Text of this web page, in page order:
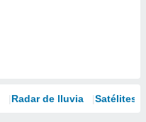
Radar de lluvia Satélites